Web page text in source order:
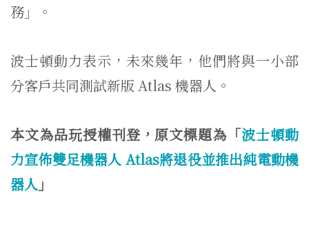
務」。
波士頓動力表示，未來幾年，他們將與一小部
分客戶共同測試新版 Atlas 機器人。
本文為品玩授權刊登，原文標題為「波士頓動
力宣佈雙足機器人 Atlas將退役並推出純電動機
器人 」